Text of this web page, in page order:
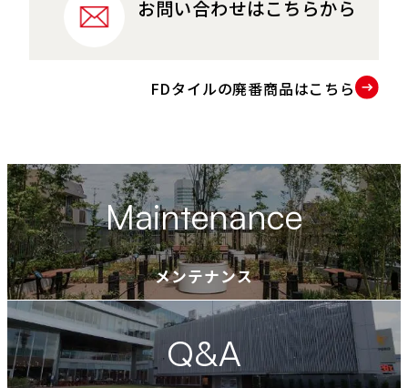
お問い合わせはこちらから
P
資
料
を
別
ウ
イ
ン
ド
FDタイルの廃番商品はこちら
Maintenance
メンテナンス
Q&A